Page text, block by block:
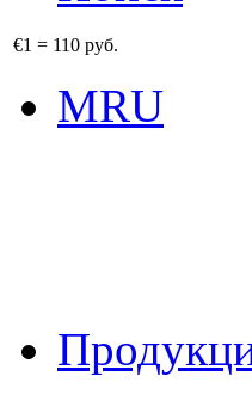
€1 = 110 руб.
MRU